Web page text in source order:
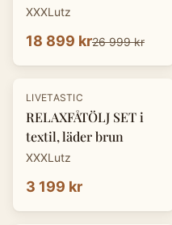
XXXLutz
18 899 kr26 999 kr
LIVETASTIC
RELAXFÅTÖLJ SET i
textil, läder brun
XXXLutz
3 199 kr